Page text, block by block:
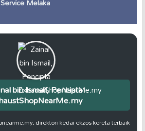
bin Ismail, Pencipta
direktori kedai ekzos kereta terbaik